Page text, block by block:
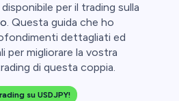
per il trading sulla
. Questa guida che ho
dettagliati ed
per migliorare la vostra
di questa coppia.
su USDJPY!